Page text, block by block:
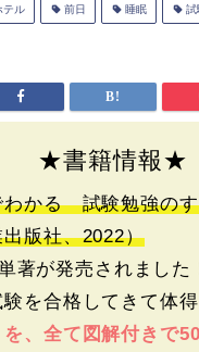
テル 前日 睡眠 試
★書籍情報★
かる 試験勉強のす
版社、2022）
著が発売されました
を合格してきて体
、全て図解付きで